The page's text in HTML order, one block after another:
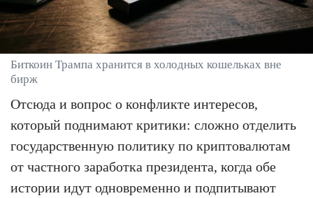
Биткоин Трампа хранится в холодных кошельках вне
бирж
Отсюда и вопрос о конфликте интересов,
который поднимают критики: сложно отделить
государственную политику по криптовалютам
от частного заработка президента, когда обе
истории идут одновременно и подпитывают